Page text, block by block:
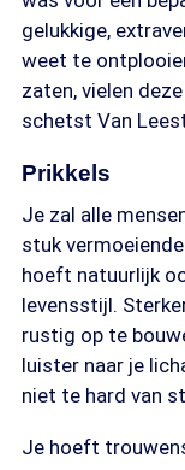
gelukkige,
weet te
zaten, vielen
schetst Van
Prikkels
Je zal alle
stuk
hoeft natuurlijk
levensstijl.
rustig op te
luister naar je
niet te hard van
Je hoeft